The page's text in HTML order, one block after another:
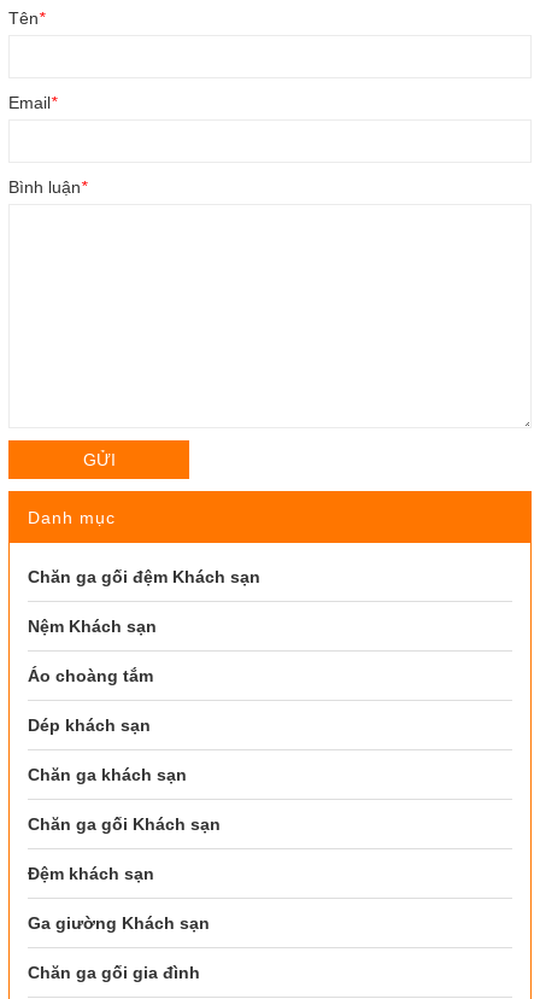
Tên*
Email*
Bình luận*
GỬI
Danh mục
Chăn ga gối đệm Khách sạn
Nệm Khách sạn
Áo choàng tắm
Dép khách sạn
Chăn ga khách sạn
Chăn ga gối Khách sạn
Đệm khách sạn
Ga giường Khách sạn
Chăn ga gối gia đình